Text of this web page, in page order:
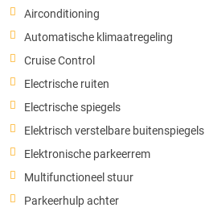
Airconditioning
Automatische klimaatregeling
Cruise Control
Electrische ruiten
Electrische spiegels
Elektrisch verstelbare buitenspiegels
Elektronische parkeerrem
Multifunctioneel stuur
Parkeerhulp achter